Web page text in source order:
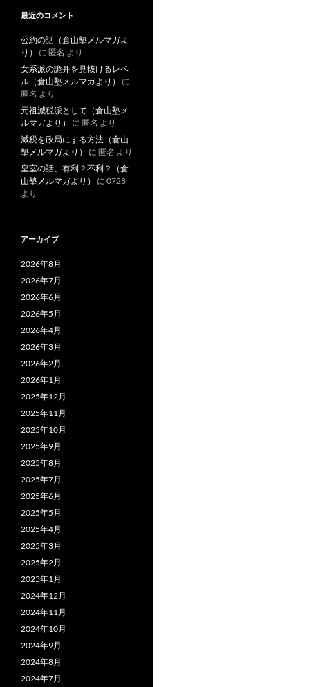
最近のコメント
公約の話（倉山塾メルマガよ
り）
に 匿名 より
女系派の詭弁を見抜けるレベ
ル（倉山塾メルマガより）
に
匿名 より
元祖減税派として（倉山塾メ
ルマガより）
に 匿名 より
減税を政局にする方法（倉山
塾メルマガより）
に 匿名 より
皇室の話、有利？不利？（倉
山塾メルマガより）
に 0728
より
アーカイブ
2026年8月
2026年7月
2026年6月
2026年5月
2026年4月
2026年3月
2026年2月
2026年1月
2025年12月
2025年11月
2025年10月
2025年9月
2025年8月
2025年7月
2025年6月
2025年5月
2025年4月
2025年3月
2025年2月
2025年1月
2024年12月
2024年11月
2024年10月
2024年9月
2024年8月
2024年7月